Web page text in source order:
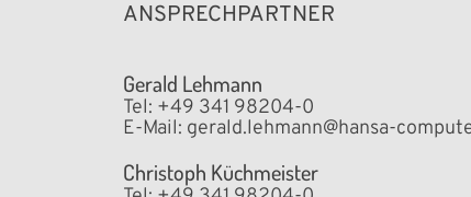
ANSPRECHPARTNER
Gerald Lehmann
Tel: +49 341 98204-0
E-Mail: gerald.lehmann@hansa-
Christoph Küchmeister